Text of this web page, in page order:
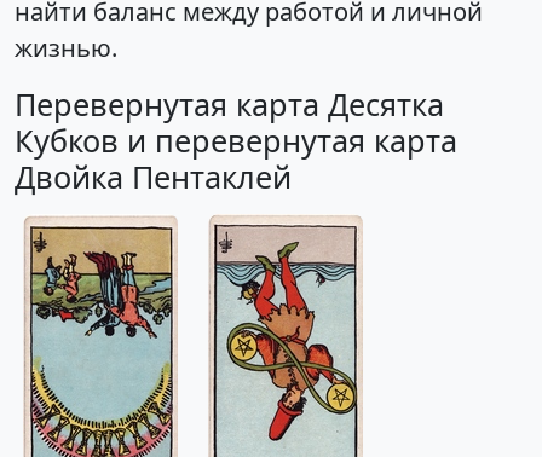
найти баланс между работой и личной
жизнью.
Перевернутая карта Десятка
Кубков и перевернутая карта
Двойка Пентаклей